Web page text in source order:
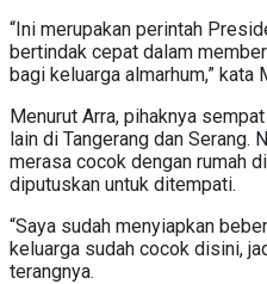
“Ini merupakan perintah
bertindak cepat dalam
bagi keluarga almarhum,” kata
Menurut Arra, pihaknya
lain di Tangerang dan Serang.
merasa cocok dengan rumah
diputuskan untuk ditempati.
“Saya sudah menyiapkan
keluarga sudah cocok disini,
terangnya.